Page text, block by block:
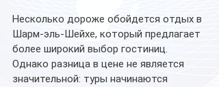
Несколько дороже обойдется отдых в
Шарм-эль-Шейхе, который предлагает
более широкий выбор гостиниц.
Однако разница в цене не является
значительной: туры начинаются